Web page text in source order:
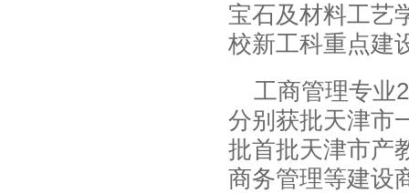
宝石及材料工艺
校新工科重点建
工商管理专业
分别获批天津市
批首批天津市产
商务管理等建设